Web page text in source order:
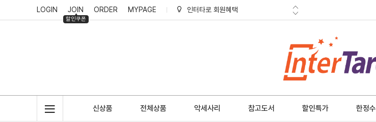
LOGIN JOIN
할인쿠폰
ORDER MYPAGE
인터타로 회원혜택
신상품 전체상품 악세사리 참고도서 할인특가 한정